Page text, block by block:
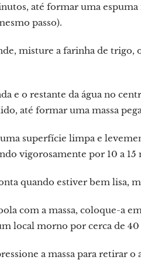
até formar uma
passo).
misture a farinha de trigo,
e o restante da água no
até formar uma massa
superfície limpa e
vigorosamente por 10 a 15
quando estiver bem lisa,
com a massa, coloque-a
local morno por cerca de
a massa para retirar